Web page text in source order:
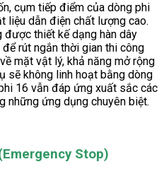
cụm tiếp điểm của dòng phi
liệu dẫn điện chất lượng cao.
được thiết kế dạng hàn dây
rút ngắn thời gian thi công
mặt vật lý, khả năng mở rộng
sẽ không linh hoạt bằng dòng
16 vẫn đáp ứng xuất sắc các
những ứng dụng chuyên biệt.
Stop)